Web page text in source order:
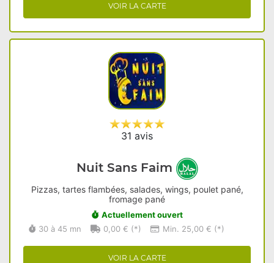
VOIR LA CARTE
31 avis
Nuit Sans Faim
Pizzas, tartes flambées, salades, wings, poulet pané,
fromage pané
Actuellement ouvert
30 à 45 mn
0,00 € (*) Min. 25,00 € (*)
VOIR LA CARTE